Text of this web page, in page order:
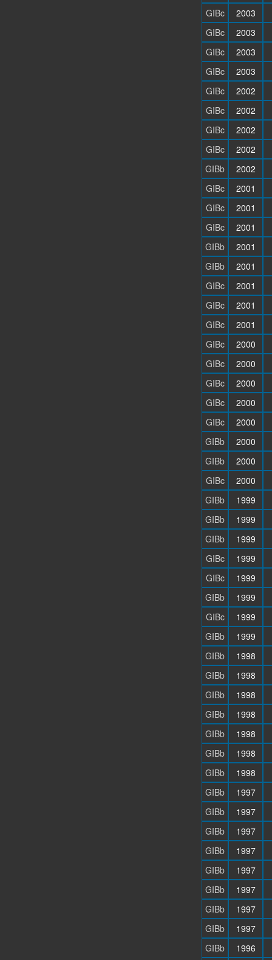
GIBc
2003
GIBc
2003
GIBc
2003
GIBc
2003
GIBc
2002
GIBc
2002
GIBc
2002
GIBc
2002
GIBb
2002
GIBc
2001
GIBc
2001
GIBc
2001
GIBb
2001
GIBb
2001
GIBc
2001
GIBc
2001
GIBc
2001
GIBc
2000
GIBc
2000
GIBc
2000
GIBc
2000
GIBc
2000
GIBb
2000
GIBb
2000
GIBc
2000
GIBb
1999
GIBb
1999
GIBb
1999
GIBc
1999
GIBc
1999
GIBb
1999
GIBc
1999
GIBb
1999
GIBb
1998
GIBb
1998
GIBb
1998
GIBb
1998
GIBb
1998
GIBb
1998
GIBb
1998
GIBb
1997
GIBb
1997
GIBb
1997
GIBb
1997
GIBb
1997
GIBb
1997
GIBb
1997
GIBb
1997
GIBb
1996